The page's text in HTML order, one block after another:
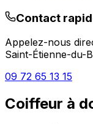
Contact
Appelez-nous
Saint-Étienne-du-
09 72 65 13 15
Coiffeur à